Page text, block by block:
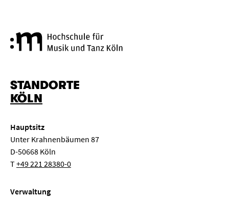
STANDORTE
KÖLN
Hauptsitz
Unter Krahnenbäumen 87
D-50668 Köln
T+49 221 28380-0
Verwaltung